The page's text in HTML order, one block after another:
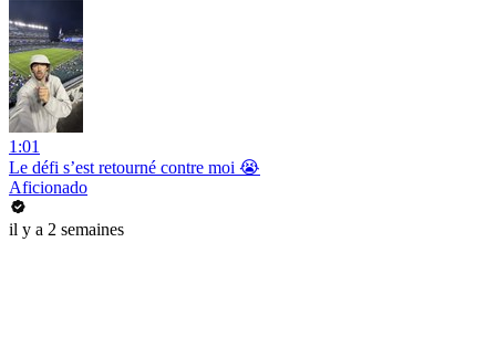
1:01
Le défi s’est retourné contre moi 😭
Aficionado
il y a 2 semaines